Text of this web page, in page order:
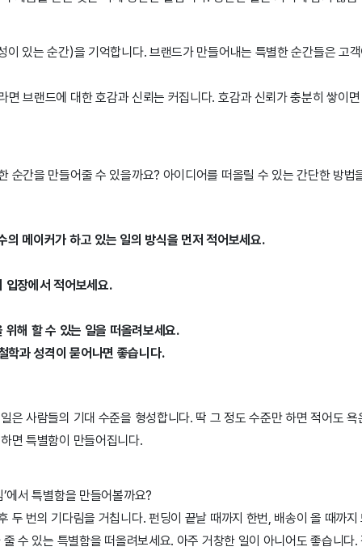
이 있는 순간)을 기억합니다. 브랜드가 만들어내는 특별한 순간들은 고
면 브랜드에 대한 호감과 신뢰는 커집니다. 호감과 신뢰가 충분히 쌓이
순간을 만들어줄 수 있을까요? 아이디어를 떠올릴 수 있는 간단한 방법
의 메이커가 하고 있는 일의 방식을 먼저 적어보세요.
입장에서 적어보세요.
위해 할 수 있는 일을 떠올려보세요.
학과 성격이 묻어나면 좋습니다.
은 사람들의 기대 수준을 형성합니다. 딱 그 정도 수준만 하면 적어도
면 특별함이 만들어집니다.
에서 특별함을 만들어볼까요?
두 번의 기다림을 거칩니다. 펀딩이 끝날 때까지 한번, 배송이 올 때까
수 있는 특별함을 떠올려보세요. 아주 거창한 일이 아니어도 좋습니다